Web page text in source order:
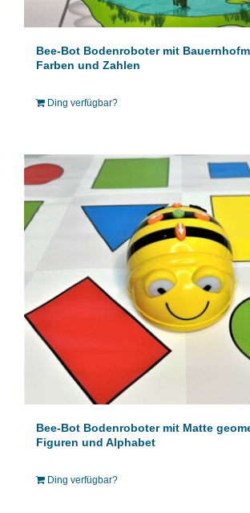
Bee-Bot Bodenroboter mit
Farben und Zahlen
Ding verfügbar?
Bee-Bot Bodenroboter mit Matte
Figuren und Alphabet
Ding verfügbar?